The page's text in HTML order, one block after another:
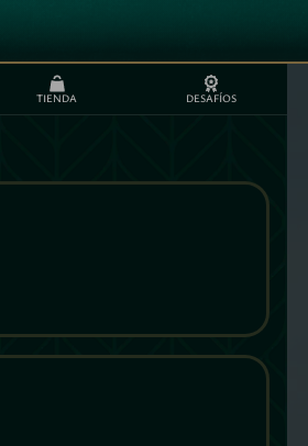
TIENDA DESAFÍOS